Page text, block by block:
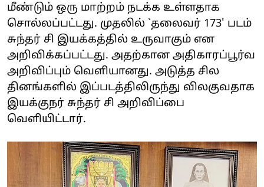
மீண்டும் ஒரு மாற்றம் நடக்க உள்ளதாக
சொல்லப்பட்டது. முதலில் `தலைவர் 173' படம்
சுந்தர் சி இயக்கத்தில் உருவாகும் என
அறிவிக்கப்பட்டது. அதற்கான அதிகாரப்பூர்வ
அறிவிப்பும் வெளியானது. அடுத்த சில
தினங்களில் இப்படத்திலிருந்து விலகுவதாக
இயக்குநர் சுந்தர் சி அறிவிப்பை
வெளியிட்டார்.